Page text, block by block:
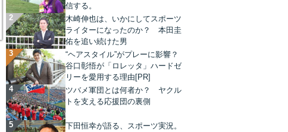
信する。
木崎伸也は、いかにしてスポーツ
ライターになったのか？ 本田圭
佑を追い続けた男
“ヘアスタイル”がプレーに影響？
谷口彰悟が「ロレッタ」ハードゼ
リーを愛用する理由[PR]
ツバメ軍団とは何者か？ ヤクル
トを支える応援団の裏側
下田恒幸が語る、スポーツ実況。